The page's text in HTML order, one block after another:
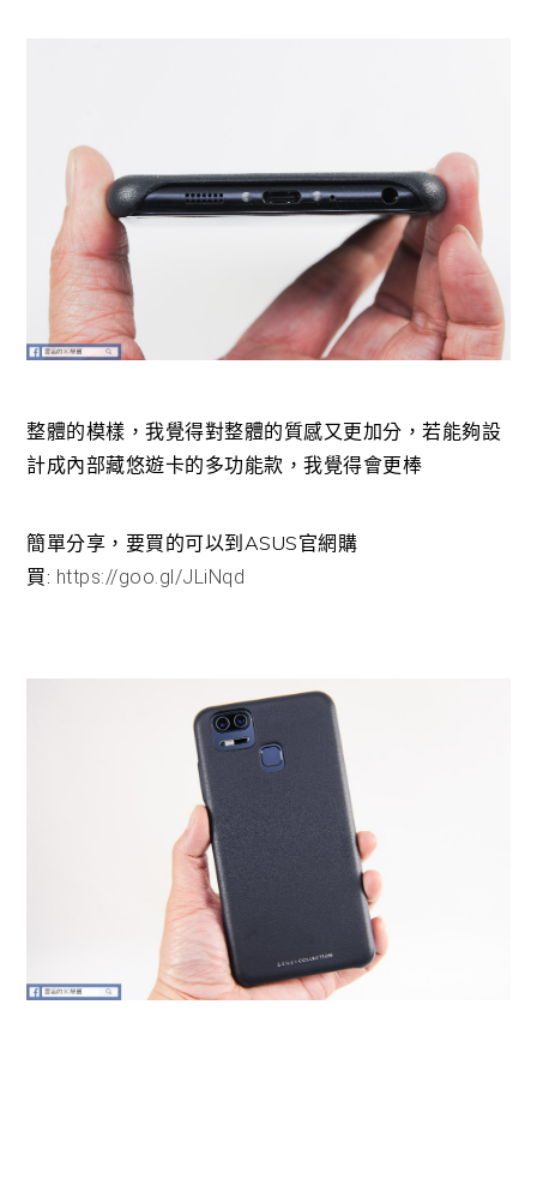
整體的模樣，我覺得對整體的質感又更加分，若能夠設
計成內部藏悠遊卡的多功能款，我覺得會更棒
簡單分享，要買的可以到ASUS官網購
買: https://goo.gl/JLiNqd